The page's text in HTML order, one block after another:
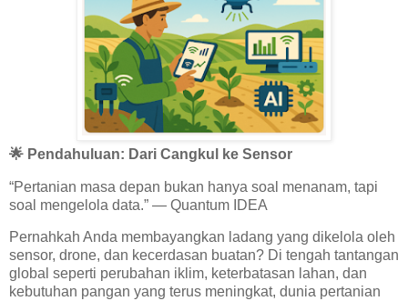
🌟 Pendahuluan: Dari Cangkul ke Sensor
“Pertanian masa depan bukan hanya soal menanam, tapi
soal mengelola data.” — Quantum IDEA
Pernahkah Anda membayangkan ladang yang dikelola oleh
sensor, drone, dan kecerdasan buatan? Di tengah tantangan
global seperti perubahan iklim, keterbatasan lahan, dan
kebutuhan pangan yang terus meningkat, dunia pertanian